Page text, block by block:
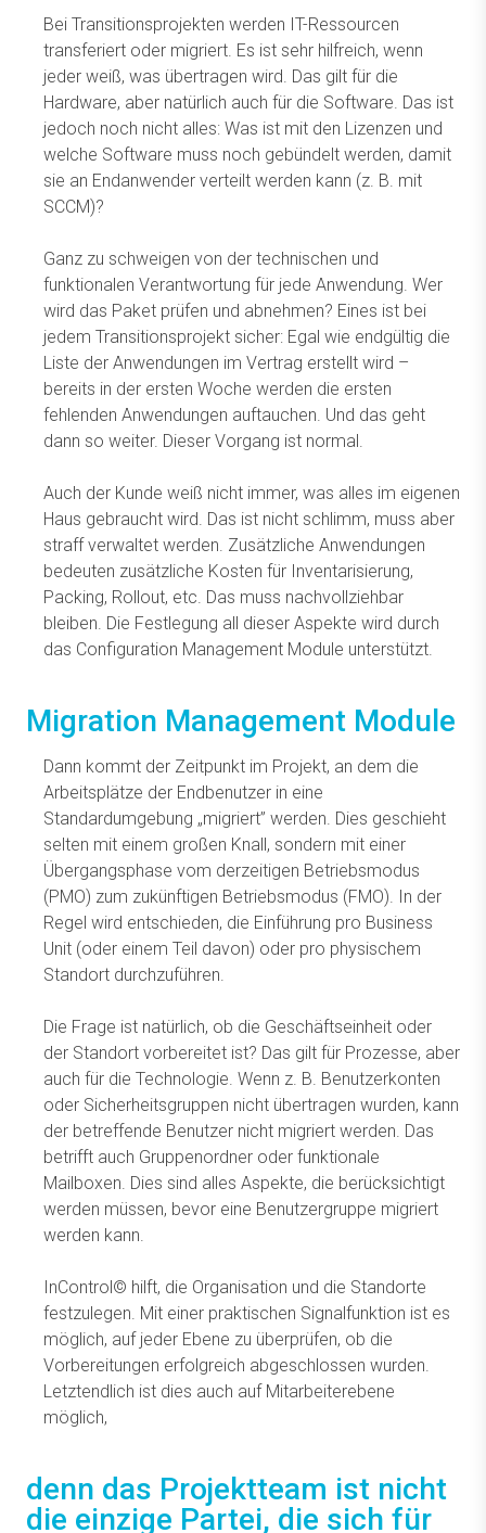
Bei Transitionsprojekten werden IT-Ressourcen
transferiert oder migriert. Es ist sehr hilfreich, wenn
jeder weiß, was übertragen wird. Das gilt für die
Hardware, aber natürlich auch für die Software. Das ist
jedoch noch nicht alles: Was ist mit den Lizenzen und
welche Software muss noch gebündelt werden, damit
sie an Endanwender verteilt werden kann (z. B. mit
SCCM)?
Ganz zu schweigen von der technischen und
funktionalen Verantwortung für jede Anwendung. Wer
wird das Paket prüfen und abnehmen? Eines ist bei
jedem Transitionsprojekt sicher: Egal wie endgültig die
Liste der Anwendungen im Vertrag erstellt wird –
bereits in der ersten Woche werden die ersten
fehlenden Anwendungen auftauchen. Und das geht
dann so weiter. Dieser Vorgang ist normal.
Auch der Kunde weiß nicht immer, was alles im eigenen
Haus gebraucht wird. Das ist nicht schlimm, muss aber
straff verwaltet werden. Zusätzliche Anwendungen
bedeuten zusätzliche Kosten für Inventarisierung,
Packing, Rollout, etc. Das muss nachvollziehbar
bleiben. Die Festlegung all dieser Aspekte wird durch
das Configuration Management Module unterstützt.
Migration Management Module
Dann kommt der Zeitpunkt im Projekt, an dem die
Arbeitsplätze der Endbenutzer in eine
Standardumgebung „migriert” werden. Dies geschieht
selten mit einem großen Knall, sondern mit einer
Übergangsphase vom derzeitigen Betriebsmodus
(PMO) zum zukünftigen Betriebsmodus (FMO). In der
Regel wird entschieden, die Einführung pro Business
Unit (oder einem Teil davon) oder pro physischem
Standort durchzuführen.
Die Frage ist natürlich, ob die Geschäftseinheit oder
der Standort vorbereitet ist? Das gilt für Prozesse, aber
auch für die Technologie. Wenn z. B. Benutzerkonten
oder Sicherheitsgruppen nicht übertragen wurden, kann
der betreffende Benutzer nicht migriert werden. Das
betrifft auch Gruppenordner oder funktionale
Mailboxen. Dies sind alles Aspekte, die berücksichtigt
werden müssen, bevor eine Benutzergruppe migriert
werden kann.
InControl© hilft, die Organisation und die Standorte
festzulegen. Mit einer praktischen Signalfunktion ist es
möglich, auf jeder Ebene zu überprüfen, ob die
Vorbereitungen erfolgreich abgeschlossen wurden.
Letztendlich ist dies auch auf Mitarbeiterebene
möglich,
denn das Projektteam ist nicht
die einzige Partei, die sich für